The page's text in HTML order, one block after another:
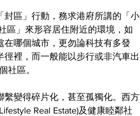
區」行動，務求港府所講的「小
區」來形容居住附近的環境，如
哪個城市，更勿論科技有多發
裡，而一般能以步行或非汽車出
社區。
變得碎片化，甚至孤獨化。西方
Real Estate)及健康睦鄰社